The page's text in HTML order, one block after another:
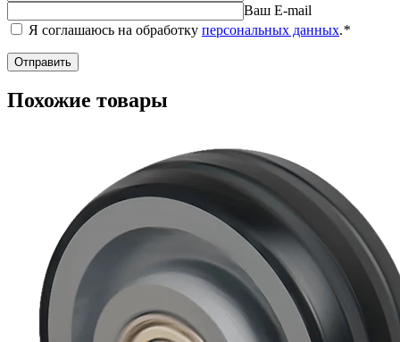
Ваш E-mail
Я соглашаюсь на обработку персональных данных.*
Похожие товары